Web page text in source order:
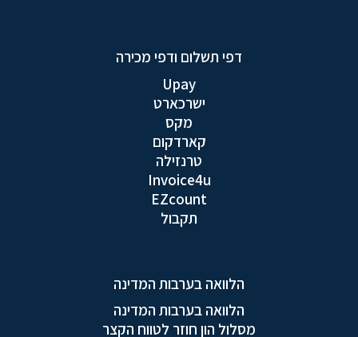
דפי תשלום ודפי מכירה
Upay
ישרכארט
מקס
קארדקום
טרנזילה
Invoice4u
EZcount
תקבול
הלוואה בערבות המדינה
הלוואה בערבות המדינה
מסלול הון חוזר לטווח הקצר